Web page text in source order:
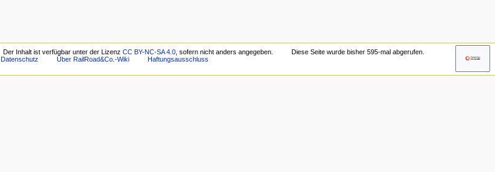
Der Inhalt ist verfügbar unter der Lizenz CC BY-NC-SA 4.0 , sofern nicht anders angegeben.
Diese Seite wurde bisher 595-mal abgerufen.
Datenschutz
Über RailRoad&Co.-Wiki Haftungsausschluss